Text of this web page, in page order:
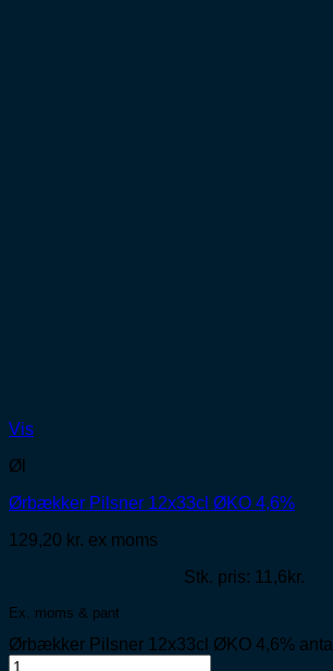
Vis
Øl
Ørbækker Pilsner 12x33cl ØKO 4,6%
129,20 kr. ex moms
Stk. pris: 11,6kr.
Ex. moms & pant
Ørbækker Pilsner 12x33cl ØKO 4,6% antal